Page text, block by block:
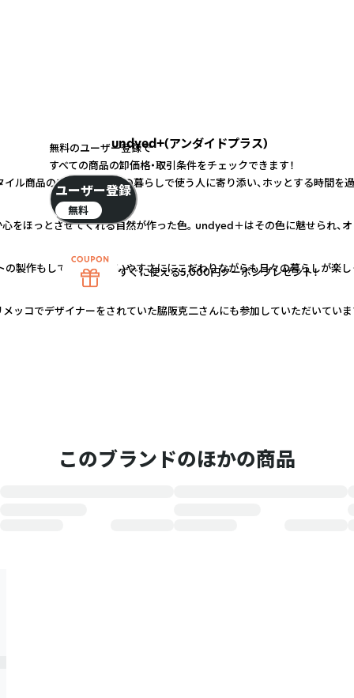
undyed+(アンダイドプラス)
ル商品のブランド。日々の暮らしで使う人に寄り添い、ホッとする時間を
をほっとさせてくれる自然が作った色。 undyed＋はその色に魅せられ、
製作もしています。 使いやすさににこだわりながらも日々の暮らしが楽
ッコでデザイナーをされていた脇阪克二さんにも参加していただいていま
このブランドのほかの商品
無料のユーザー登録で
すべての商品の卸価格・取引条件をチェックできます！
ユーザー登録
無料
すぐに使える5,000円クーポンプレゼント！